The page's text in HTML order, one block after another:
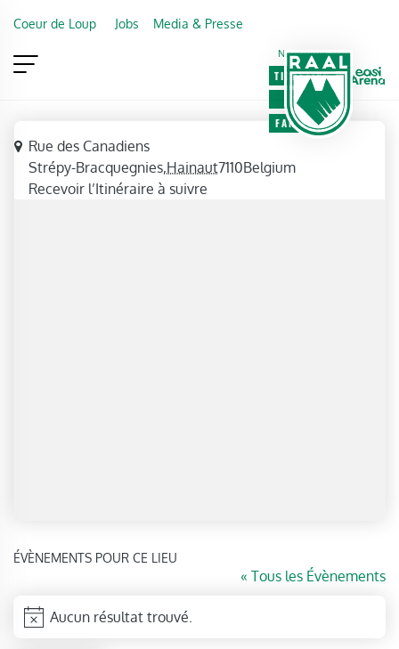
Coeur de Loup Jobs Media & Presse
Newsletter
TICKETING
VIP
FAN SHOP
Adresse
Rue des Canadiens
Strépy-Bracquegnies,Hainaut7110Belgium
Recevoir l’Itinéraire à suivre
ÉVÈNEMENTS POUR CE LIEU
« Tous les Évènements
Notice
Aucun résultat trouvé.